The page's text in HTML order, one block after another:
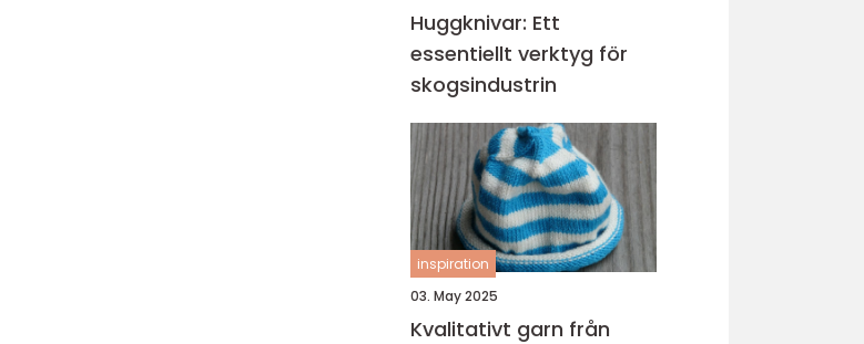
Huggknivar: Ett
essentiellt verktyg för
skogsindustrin
inspiration
03. May 2025
Kvalitativt garn från